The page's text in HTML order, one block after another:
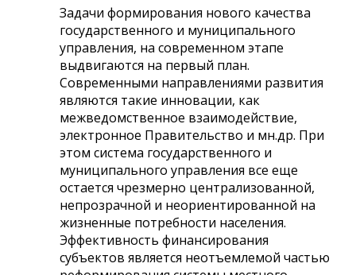
Задачи формирования нового качества
государственного и муниципального
управления, на современном этапе
выдвигаются на первый план.
Современными направлениями развития
являются такие инновации, как
межведомственное взаимодействие,
электронное Правительство и мн.др. При
этом система государственного и
муниципального управления все еще
остается чрезмерно централизованной,
непрозрачной и неориентированной на
жизненные потребности населения.
Эффективность финансирования
субъектов является неотъемлемой частью